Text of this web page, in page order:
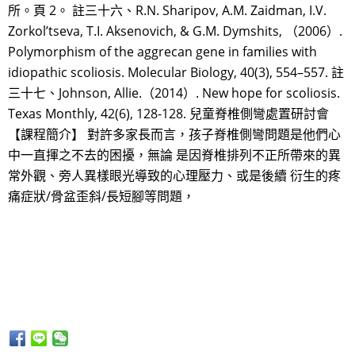
所。頁 2。 註三十六、R.N. Sharipov, A.M. Zaidman, I.V.
Zorkol’tseva, T.I. Aksenovich, & G.M. Dymshits, （2006）.
Polymorphism of the aggrecan gene in families with
idiopathic scoliosis. Molecular Biology, 40(3), 554–557. 註
三十七、Johnson, Allie.（2014）. New hope for scoliosis.
Texas Monthly, 42(6), 128-128. 兒童脊椎側彎處置研討會
【課程簡介】 對許多家長而言，孩子脊椎側彎問題是他們心
中一直揮之不去的困擾，無論 是因脊椎排列不正所帶來的異
常外觀、旁人異樣眼光導致的心理壓力、或是後續 衍生的疼
痛症狀/骨盆歪斜/長短腳等問題，